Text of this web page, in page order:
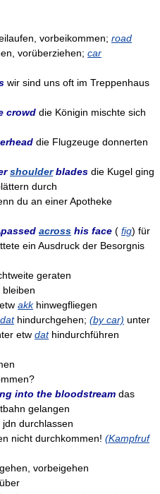
vorbeikommen; road
vorüberziehen; car
wir sind uns oft im Treppenhaus
crowd die Königin mischte sich
die Flugzeuge donnerten
shoulderblades die Kugel ging
durch
du an einer Apotheke
across his face ( fig) für
ein Ausdruck der Besorgnis
geraten
akkhinwegfliegen
dathindurchgehen; (by car) unter
etw dathindurchführen
into the bloodstream das
gelangen
jdn durchlassen
nicht durchkommen! (Kampfruf
vorbeigehen